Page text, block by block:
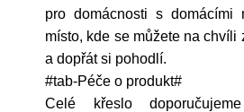
pro domácnosti s domácími
místo, kde se můžete na chvíli
a dopřát si pohodlí.
#tab-Péče o produkt#
Celé křeslo